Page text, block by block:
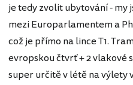
je tedy zvolit ubytování -
mezi Europarlamentem a
což je přímo na lince T1.
evropskou čtvrť + 2 vlakové
super určitě v létě na výlety